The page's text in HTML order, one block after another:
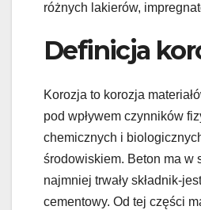
różnych lakierów,
Definicja
Korozja to korozja
pod wpływem czynników
chemicznych i
środowiskiem. Beton ma w
najmniej trwały składnik-
cementowy. Od tej części